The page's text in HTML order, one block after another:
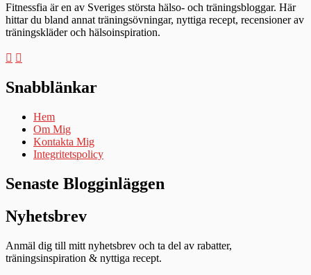
Fitnessfia är en av Sveriges största hälso- och träningsbloggar. Här
hittar du bland annat träningsövningar, nyttiga recept, recensioner av
träningskläder och hälsoinspiration.
Snabblänkar
Hem
Om Mig
Kontakta Mig
Integritetspolicy
Senaste Blogginläggen
Nyhetsbrev
Anmäl dig till mitt nyhetsbrev och ta del av rabatter,
träningsinspiration & nyttiga recept.